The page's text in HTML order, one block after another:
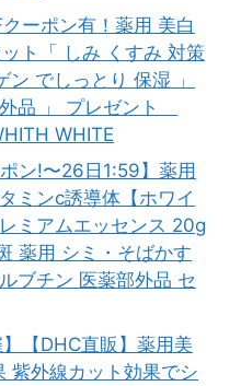
ーポン有！薬用 美白
ト「 しみ くすみ 対策
でしっとり 保湿 」
外品 」 プレゼント
WHITE
ン!〜26日1:59】薬用
ミンc誘導体【ホワイ
ミアムエッセンス 20g
薬用 シミ・そばかす
ブチン 医薬部外品 セ
【DHC直販】薬用美
紫外線カット効果でシ